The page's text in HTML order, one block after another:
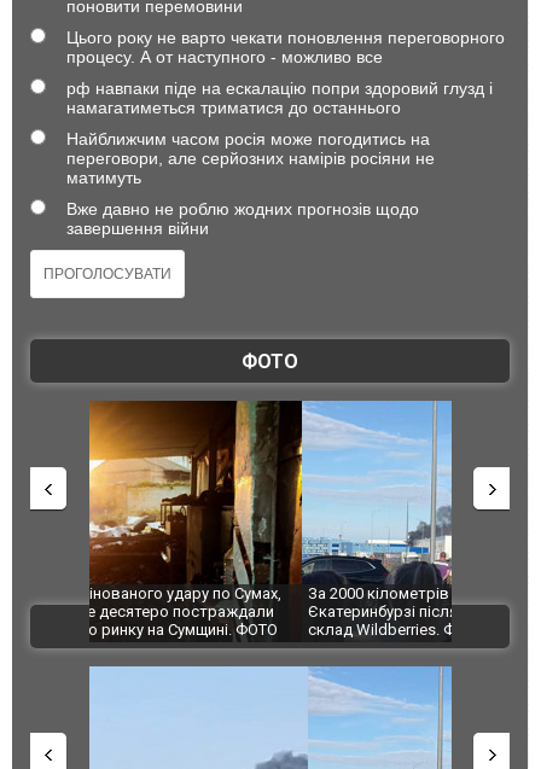
поновити перемовини
Цього року не варто чекати поновлення переговорного
процесу. А от наступного - можливо все
рф навпаки піде на ескалацію попри здоровий глузд і
намагатиметься триматися до останнього
Найближчим часом росія може погодитись на
переговори, але серйозних намірів росіяни не
матимуть
Вже давно не роблю жодних прогнозів щодо
завершення війни
ФОТО
За 2000 кілометрів від кордону з Україною: в
Єкатеринбурзі після атаки дронів загорівся
склад Wildberries. ФОТО. ВІДЕО
"Мої
ВІДЕО